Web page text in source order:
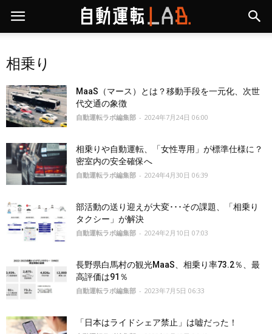
相乗り
MaaS（マース）とは？移動手段を一元化、次世
代交通の象徴
自動運転ラボ編集部 - 2024年7月24日 06:00
相乗りや自動運転、「女性専用」が標準仕様に？
密室内の安全確保へ
自動運転ラボ編集部 - 2024年4月30日 06:39
部活動の送り迎えが大変･･･その課題、「相乗り
タクシー」が解決
自動運転ラボ編集部 - 2024年2月10日 07:03
長野県白馬村の観光MaaS、相乗り率73.2％、最
高評価は91％
自動運転ラボ編集部 - 2023年7月5日 06:33
「日本はライドシェア禁止」は嘘だった！